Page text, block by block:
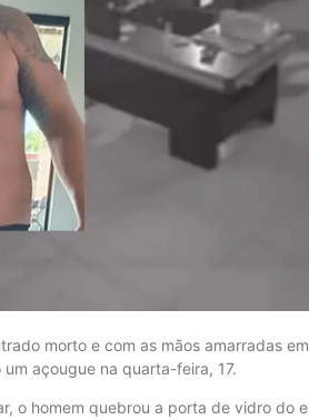
morto e com as mãos amarradas
açougue na quarta-feira, 17.
o homem quebrou a porta de vidro do